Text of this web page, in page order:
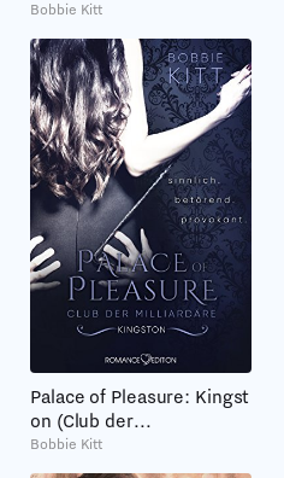
Bobbie Kitt
Palace of Pleasure: Kingst
on (Club der...
Bobbie Kitt